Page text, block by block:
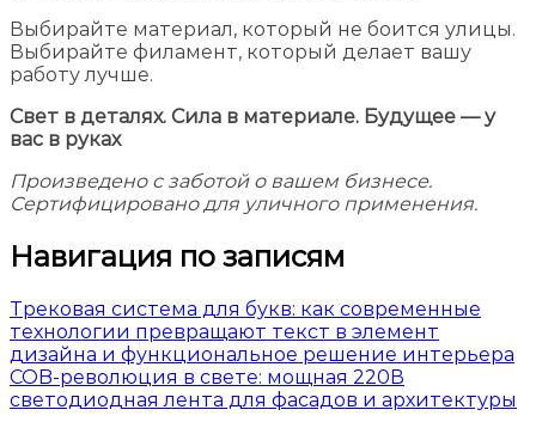
Выбирайте материал, который не боится улицы.
Выбирайте филамент, который делает вашу
работу лучше.
Свет в деталях. Сила в материале. Будущее — у
вас в руках
Произведено с заботой о вашем бизнесе.
Сертифицировано для уличного применения.
Навигация по записям
Трековая система для букв: как современные
технологии превращают текст в элемент
дизайна и функциональное решение интерьера
COB-революция в свете: мощная 220В
светодиодная лента для фасадов и архитектуры